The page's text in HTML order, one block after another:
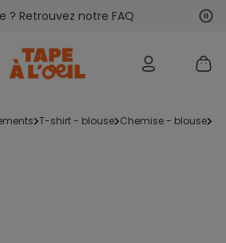
? Retrouvez notre FAQ
t-shirt - blouse chemise - blouse